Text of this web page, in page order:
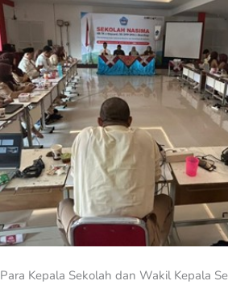
Para Kepala Sekolah dan Wakil Kepala